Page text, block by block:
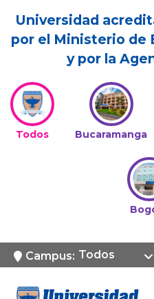
Universidad
por el Ministerio de
y por la
Todos Bucaramanga
Campus: Todos